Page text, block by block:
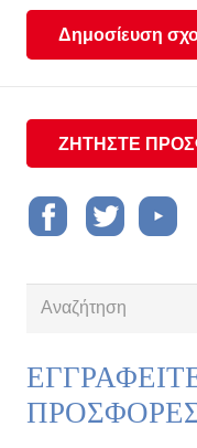
Δημοσίευση
ΖΗΤΗΣΤΕ